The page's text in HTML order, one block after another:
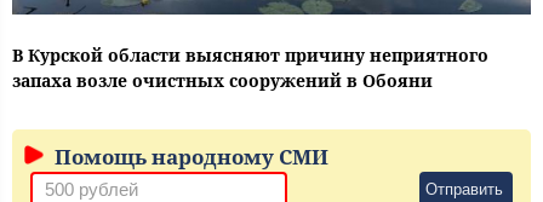
В Курской области выясняют причину неприятного
запаха возле очистных сооружений в Обояни
Помощь народному СМИ
Отправить